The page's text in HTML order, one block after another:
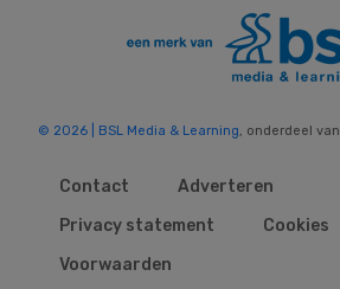
© 2026 | BSL Media & Learning, onderdeel van
Contact
Adverteren
Privacy statement
Cookies
Voorwaarden